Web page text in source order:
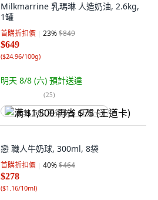
Milkmarrine 乳瑪琳 人造奶油, 2.6kg,
1罐
首購折扣價 23%$849
$649
($24.96/100g)
明天 8/8 (六) 預計送達
(25)
满 $1,500 再省 $75 (王道卡)
戀 職人牛奶球, 300ml, 8袋
首購折扣價 40%$464
$278
($1.16/10ml)